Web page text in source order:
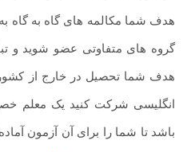
هدف شما مکالمه های گاه به گاه
گروه های متفاوتی عضو شوید و
هدف شما تحصیل در خارج از
انگلیسی شرکت کنید یک معلم
باشد تا شما را برای آن آزمون